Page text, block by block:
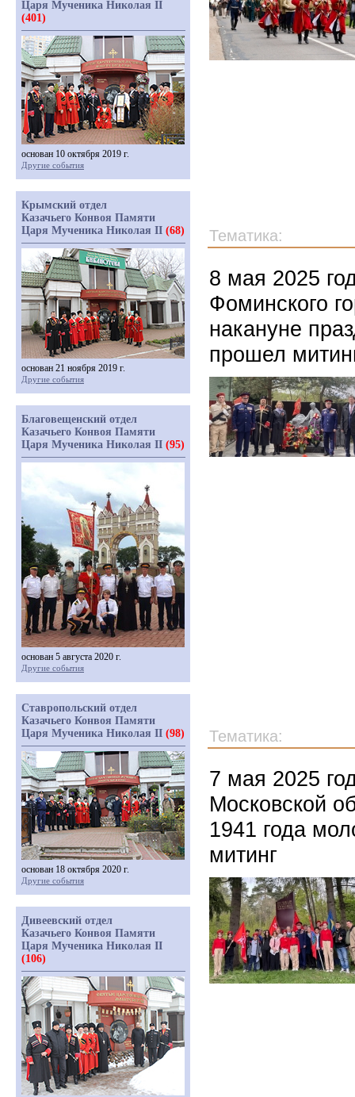
Тематика:
8 мая 2025
Фоминского
накануне
прошел
Тематика:
7 мая 2025
Московской
1941 года
митинг
Царя Мученика Николая II
(401)
основан 10 октября 2019 г.
Другие события
Крымский отдел
Казачьего Конвоя Памяти
Царя Мученика Николая II (68)
основан 21 ноября 2019 г.
Другие события
Благовещенский отдел
Казачьего Конвоя Памяти
Царя Мученика Николая II (95)
основан 5 августа 2020 г.
Другие события
Ставропольский отдел
Казачьего Конвоя Памяти
Царя Мученика Николая II (98)
основан 18 октября 2020 г.
Другие события
Дивеевский отдел
Казачьего Конвоя Памяти
Царя Мученика Николая II
(106)